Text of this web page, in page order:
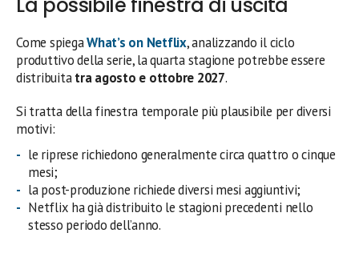
La possibile finestra di uscita
Come spiegaWhat’s on Netflix, analizzando il ciclo
produttivo della serie, la quarta stagione potrebbe essere
distribuitatra agosto e ottobre 2027.
Si tratta della finestra temporale più plausibile per diversi
motivi:
le riprese richiedono generalmente circa quattro o cinque
mesi;
la post-produzione richiede diversi mesi aggiuntivi;
Netflix ha già distribuito le stagioni precedenti nello
stesso periodo dell’anno.